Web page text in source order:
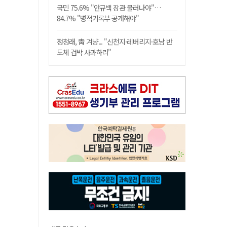
국민 75.6% "안규백 장관 물러나야"…
84.7% "병적기록부 공개해야"
정청래, 靑 겨냥... "신천지·레버리지·호남 반
도체 겁박 사과하라"